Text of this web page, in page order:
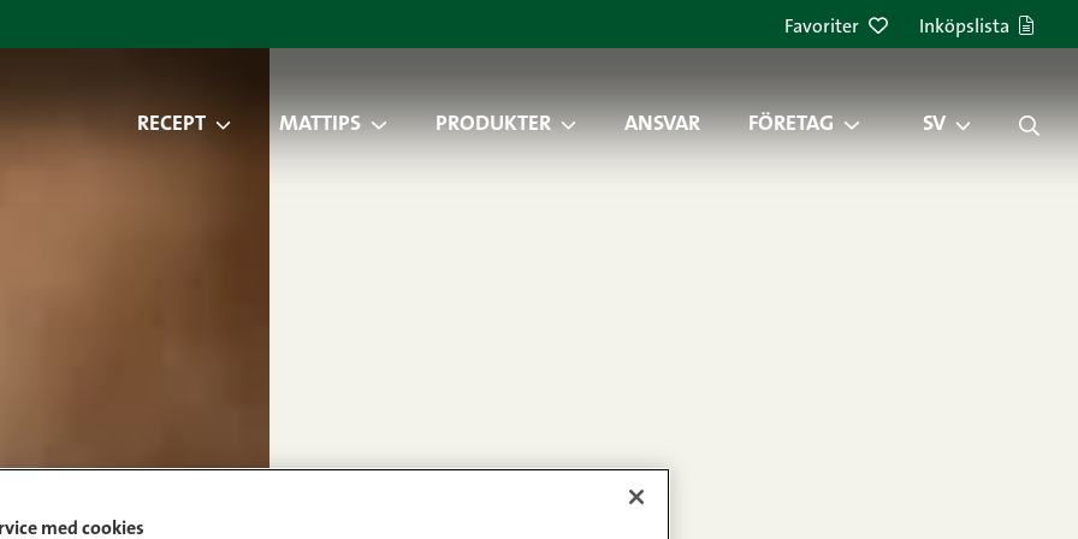
Favoriter Inköpslista
RECEPT MATTIPS PRODUKTER ANSVAR FÖRETAG SV
med cookies